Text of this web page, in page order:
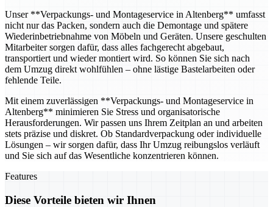
Unser **Verpackungs- und Montageservice in Altenberg** umfasst
nicht nur das Packen, sondern auch die Demontage und spätere
Wiederinbetriebnahme von Möbeln und Geräten. Unsere geschulten
Mitarbeiter sorgen dafür, dass alles fachgerecht abgebaut,
transportiert und wieder montiert wird. So können Sie sich nach
dem Umzug direkt wohlfühlen – ohne lästige Bastelarbeiten oder
fehlende Teile.
Mit einem zuverlässigen **Verpackungs- und Montageservice in
Altenberg** minimieren Sie Stress und organisatorische
Herausforderungen. Wir passen uns Ihrem Zeitplan an und arbeiten
stets präzise und diskret. Ob Standardverpackung oder individuelle
Lösungen – wir sorgen dafür, dass Ihr Umzug reibungslos verläuft
und Sie sich auf das Wesentliche konzentrieren können.
Features
Diese Vorteile bieten wir Ihnen